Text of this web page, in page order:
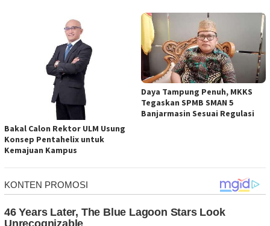
Bakal Calon Rektor ULM Usung
Konsep Pentahelix untuk
Kemajuan Kampus
Daya Tampung Penuh, MKKS
Tegaskan SPMB SMAN 5
Banjarmasin Sesuai Regulasi